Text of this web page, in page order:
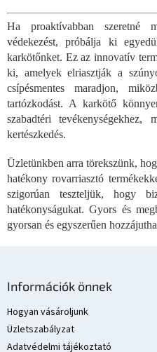
Ha proaktívabban szeretné
védekezést, próbálja ki
karkötőnket. Ez az innovatív
ki, amelyek elriasztják a
csípésmentes maradjon,
tartózkodást. A karkötő
szabadtéri
kertészkedés.
Üzletünkben arra törekszünk,
hatékony rovarriasztó
szigorúan teszteljük, hogy
hatékonyságukat. Gyors és
gyorsan és egyszerűen
Információk önnek
Hogyan vásároljunk
Üzletszabályzat
Adatvédelmi tájékoztató